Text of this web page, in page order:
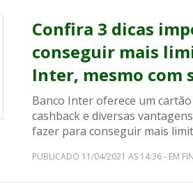
Confira 3 dicas
conseguir mais
Inter, mesmo com
Banco Inter oferece um
cashback e diversas
fazer para conseguir mais
PUBLICADO 11/04/2021 AS 14:36 - EM